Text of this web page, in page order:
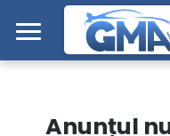
Mergi direct la
Anunțul